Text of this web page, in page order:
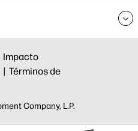
Impacto
| Términos de
Company, L.P.